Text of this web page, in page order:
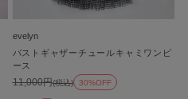
evelyn
バストギャザーチュールキャミワンピ
ース
11,000円(税込) 30%OFF